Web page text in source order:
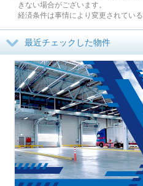
きない場合がございます。
経済条件は事情により変更されている
最近チェックした物件